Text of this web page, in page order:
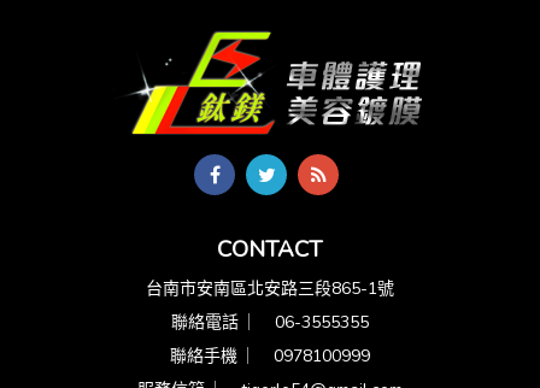
CONTACT
台南市安南區北安路三段865-1號
聯絡電話 ︳ 06-3555355
聯絡手機 ︳ 0978100999